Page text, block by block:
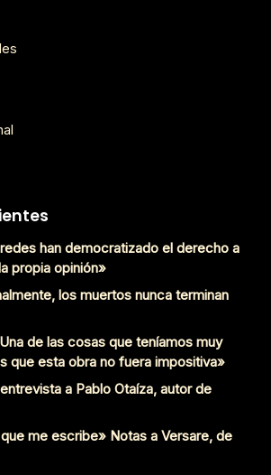
han democratizado el derecho a
propia opinión»
los muertos nunca terminan
de las cosas que teníamos muy
que esta obra no fuera impositiva»
a Pablo Otaíza, autor de
me escribe» Notas a Versare, de